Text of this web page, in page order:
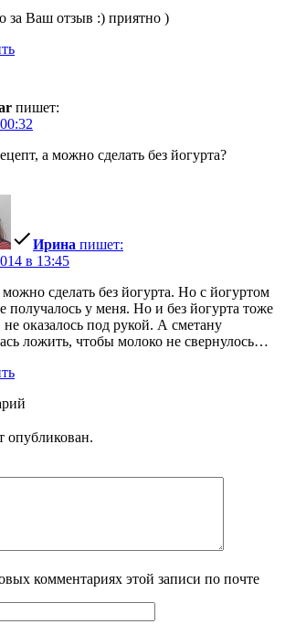
за Ваш отзыв :) приятно )
пишет:
а можно сделать без йогурта?
Ирина пишет:
в 13:45
сделать без йогурта. Но с йогуртом
получалось у меня. Но и без йогурта тоже
не оказалось под рукой. А сметану
ложить, чтобы молоко не свернулось…
опубликован.
комментариях этой записи по почте